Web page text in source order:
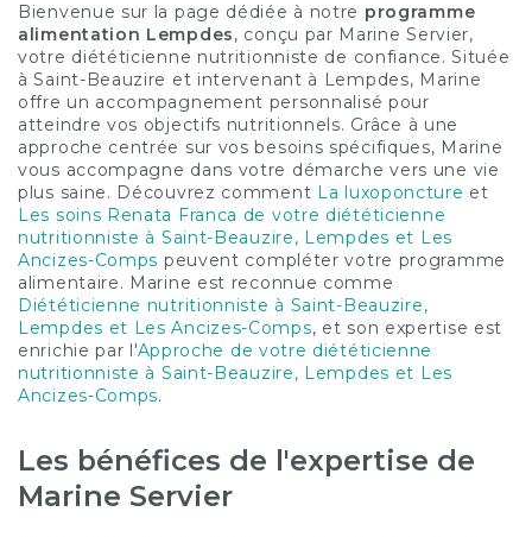
Bienvenue sur la page dédiée à notre programme
alimentation Lempdes, conçu par Marine Servier,
votre diététicienne nutritionniste de confiance. Située
à Saint-Beauzire et intervenant à Lempdes, Marine
offre un accompagnement personnalisé pour
atteindre vos objectifs nutritionnels. Grâce à une
approche centrée sur vos besoins spécifiques, Marine
vous accompagne dans votre démarche vers une vie
plus saine. Découvrez comment La luxoponcture et
Les soins Renata Franca de votre diététicienne
nutritionniste à Saint-Beauzire, Lempdes et Les
Ancizes-Comps peuvent compléter votre programme
alimentaire. Marine est reconnue comme
Diététicienne nutritionniste à Saint-Beauzire,
Lempdes et Les Ancizes-Comps, et son expertise est
enrichie par l'Approche de votre diététicienne
nutritionniste à Saint-Beauzire, Lempdes et Les
Ancizes-Comps.
Les bénéfices de l'expertise de
Marine Servier